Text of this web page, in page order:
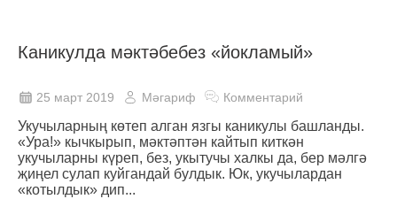
Каникулда мәктәбебез «йокламый»
25 март 2019 Мәгариф Комментарий
Укучыларның көтеп алган язгы каникулы башланды.
«Ура!» кычкырып, мәктәптән кайтып киткән
укучыларны күреп, без, укытучы халкы да, бер мәлгә
җиңел сулап куйгандай булдык. Юк, укучылардан
«котылдык» дип...